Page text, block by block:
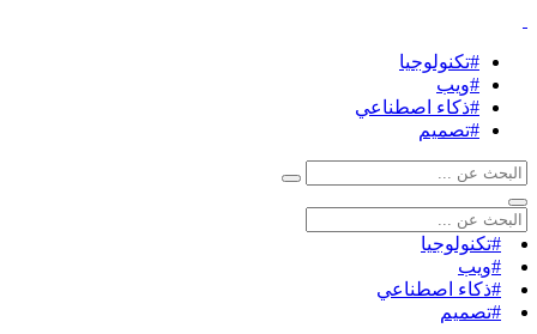
#تكنولوجيا
#ويب
#ذكاء اصطناعي
#تصميم
#تكنولوجيا
#ويب
#ذكاء اصطناعي
#تصميم